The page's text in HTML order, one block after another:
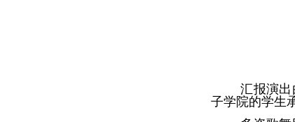
汇报演
子学院的学生